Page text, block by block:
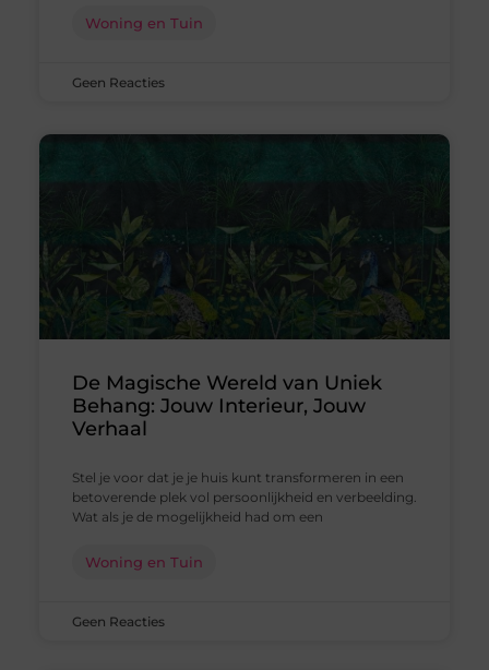
Woning en Tuin
Geen Reacties
De Magische Wereld van Uniek
Behang: Jouw Interieur, Jouw
Verhaal
Stel je voor dat je je huis kunt transformeren in een
betoverende plek vol persoonlijkheid en verbeelding.
Wat als je de mogelijkheid had om een
Woning en Tuin
Geen Reacties